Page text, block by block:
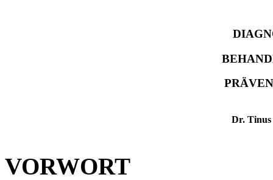
Dr. Tinus
VORWORT